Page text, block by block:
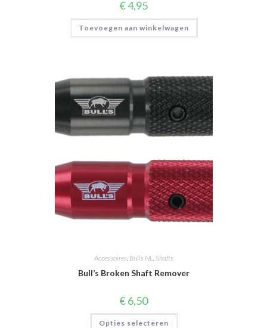
€4,95
Toevoegen aan winkelwagen
Accessoires, Bulls NL, Shafts
Bull’s Broken Shaft Remover
€6,50
Opties selecteren
Dit